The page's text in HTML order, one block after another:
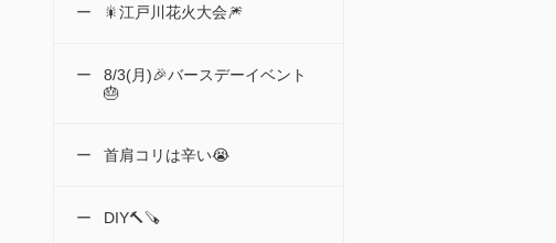
🎇江戸川花火大会🎆
8/3(月)🎉バースデーイベント
🎂
首肩コリは辛い😭
DIY🔨🪚